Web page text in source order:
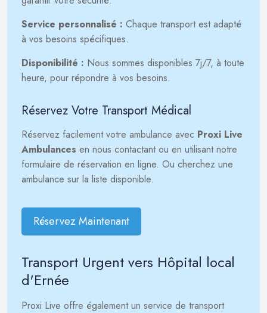
Service personnalisé : Chaque transport est adapté
à vos besoins spécifiques.
Disponibilité : Nous sommes disponibles 7j/7, à toute
heure, pour répondre à vos besoins.
Réservez Votre Transport Médical
Réservez facilement votre ambulance avec Proxi Live
Ambulances en nous contactant ou en utilisant notre
formulaire de réservation en ligne. Ou cherchez une
ambulance sur la liste disponible.
Réservez Maintenant
Transport Urgent vers Hôpital local
d'Ernée
Proxi Live offre également un service de transport